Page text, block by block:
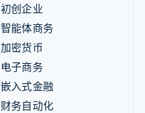
初创企业
智能体商务
加密货币
电子商务
嵌入式金融
财务自动化